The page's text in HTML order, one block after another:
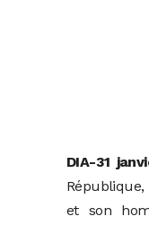
DIA-31
République,
et son